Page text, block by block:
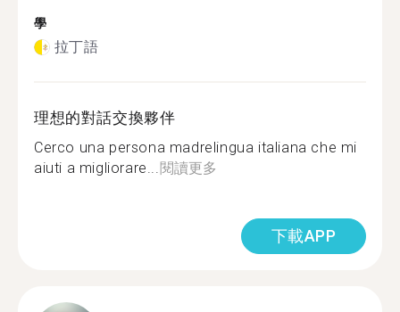
學
拉丁語
理想的對話交換夥伴
Cerco una persona madrelingua italiana che mi
aiuti a migliorare...閱讀更多
下載APP